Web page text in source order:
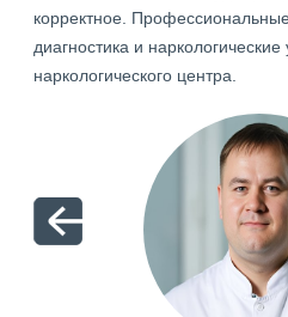
корректное. Профессиональные
диагностика и наркологические
наркологического центра.